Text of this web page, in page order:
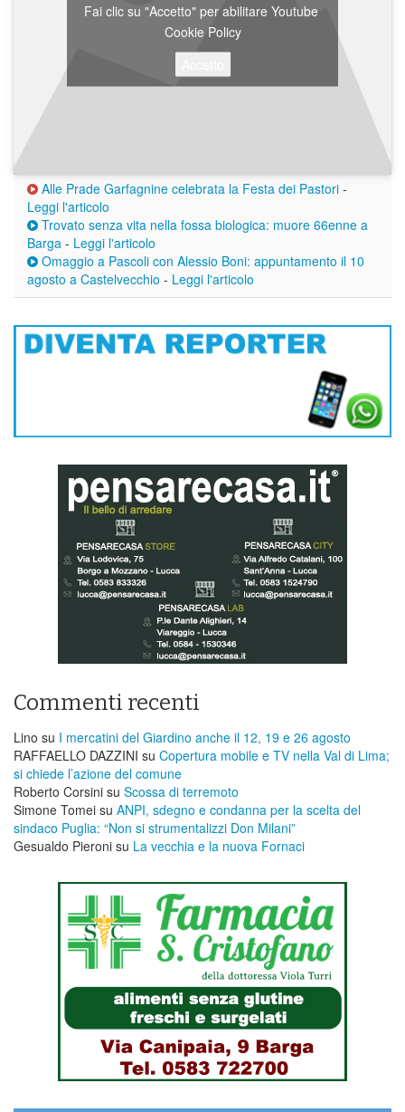
Fai clic su "Accetto" per abilitare Youtube
Cookie Policy
Alle Prade Garfagnine celebrata la Festa dei Pastori -
Leggi l'articolo
Trovato senza vita nella fossa biologica: muore 66enne a
Barga - Leggi l'articolo
Omaggio a Pascoli con Alessio Boni: appuntamento il 10
agosto a Castelvecchio - Leggi l'articolo
Commenti recenti
Lino su I mercatini del Giardino anche il 12, 19 e 26 agosto
RAFFAELLO DAZZINI su ​Copertura mobile e TV nella Val di Lima;
si chiede l’azione del comune
Roberto Corsini su Scossa di terremoto
Simone Tomei su ANPI, sdegno e condanna per la scelta del
sindaco Puglia: “Non si strumentalizzi Don Milani”
Gesualdo Pieroni su La vecchia e la nuova Fornaci